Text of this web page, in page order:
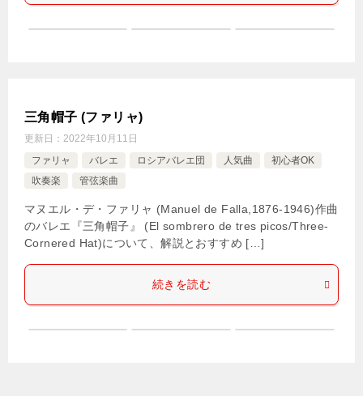
三角帽子 (ファリャ)
更新日： 2022年10月11日
ファリャ
バレエ ロシアバレエ団 人気曲
初心者OK
吹奏楽
管弦楽曲
マヌエル・デ・ファリャ (Manuel de Falla,1876-1946)作曲
のバレエ『三角帽子』 (El sombrero de tres picos/Three-
Cornered Hat)について、解説とおすすめ […]
続きを読む